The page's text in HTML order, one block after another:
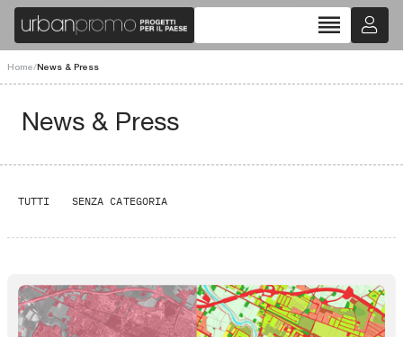
reorder
Home/News & Press
News & Press
TUTTI SENZA CATEGORIA